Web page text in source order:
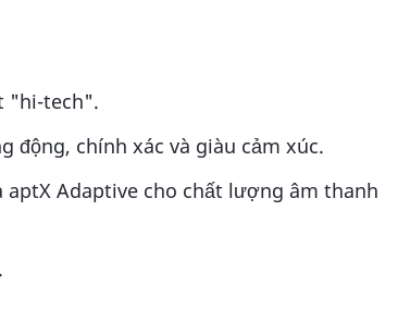
"hi-tech".
động, chính xác và giàu cảm xúc.
Adaptive cho chất lượng âm thanh